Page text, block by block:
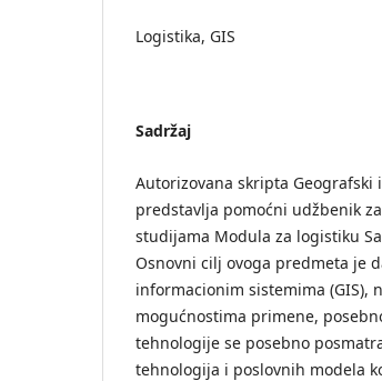
Logistika, GIS
Sadržaj
Autorizovana skripta
predstavlja pomoćni udžbenik
studijama Modula za logistiku
Osnovni cilj ovoga predmeta je
informacionim sistemima (GIS),
mogućnostima primene,
tehnologije se posebno
tehnologija i poslovnih modela